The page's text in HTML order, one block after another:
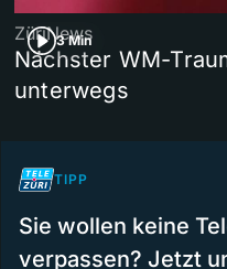
3 Min
ZüriNews
Nächster WM-
unterwegs
TIPP
Sie wollen keine
verpassen? Jetzt